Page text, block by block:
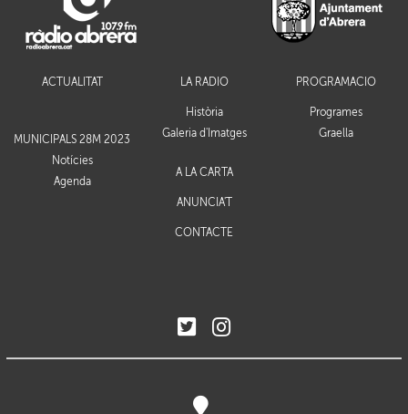
ACTUALITAT
MUNICIPALS 28M 2023
Notícies
Agenda
LA RÀDIO
Història
Galeria d'Imatges
PROGRAMACIÓ
Programes
Graella
A LA CARTA
ANUNCIA'T
CONTACTE